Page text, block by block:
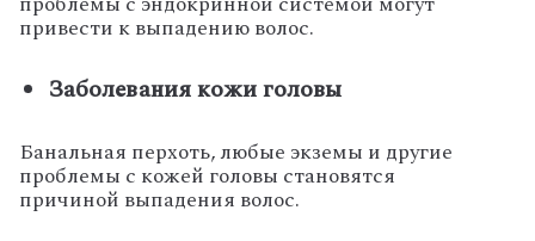
привести к выпадению волос.
Заболевания кожи головы
Банальная перхоть, любые экземы и другие
проблемы с кожей головы становятся
причиной выпадения волос.